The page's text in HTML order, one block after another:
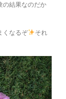
結果なのだか
くなるぞ
それ